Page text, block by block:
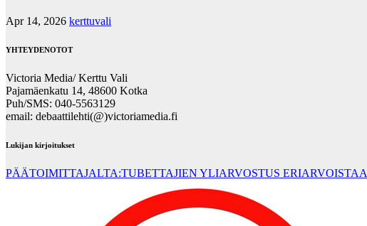
Apr 14, 2026 kerttuvali
YHTEYDENOTOT
Victoria Media/ Kerttu Vali
Pajamäenkatu 14, 48600 Kotka
Puh/SMS: 040-5563129
email: debaattilehti(@)victoriamedia.fi
Lukijan kirjoitukset
PÄÄTOIMITTAJALTA:TUBETTAJIEN YLIARVOSTUS ERIARVOISTAA